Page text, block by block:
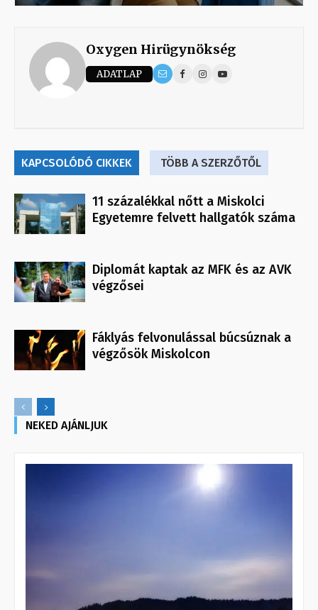
Oxygen Hirügynökség
ADATLAP
KAPCSOLÓDÓ CIKKEK TÖBB A SZERZŐTŐL
11 százalékkal nőtt a Miskolci
Egyetemre felvett hallgatók száma
Diplomát kaptak az MFK és az AVK
végzősei
Fáklyás felvonulással búcsúznak a
végzősök Miskolcon
NEKED AJÁNLJUK